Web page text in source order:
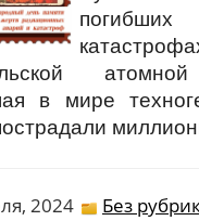
в мире
2024 Без